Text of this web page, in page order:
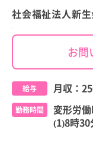
社会福祉法人新
お問
給与 月収：
勤務時間
変形労
(1)8時